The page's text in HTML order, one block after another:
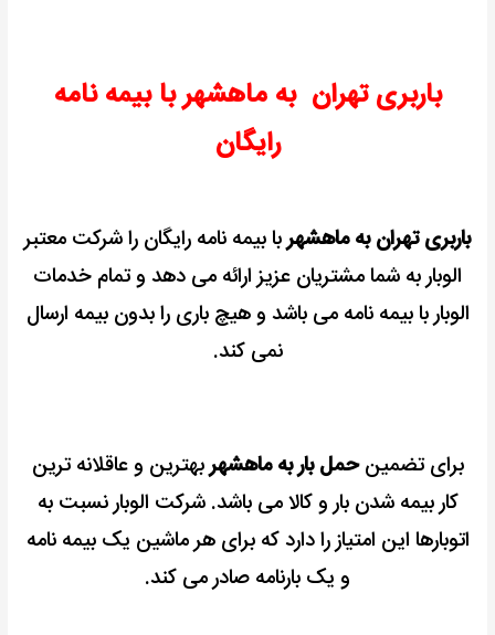
باربری تهران به ماهشهر با بیمه نامه
رایگان
باربری تهران به ماهشهربا بیمه نامه رایگان را شرکت معتبر
الوبار به شما مشتریان عزیز ارائه می دهد و تمام خدمات
الوبار با بیمه نامه می باشد و هیچ باری را بدون بیمه ارسال
نمی کند.
برای تضمینحمل بار به ماهشهربهترین و عاقلانه ترین
کار بیمه شدن بار و کالا می باشد.شرکت الوبار نسبت به
اتوبارها این امتیاز را دارد که برای هر ماشین یک بیمه نامه
و یک بارنامه صادر می کند.